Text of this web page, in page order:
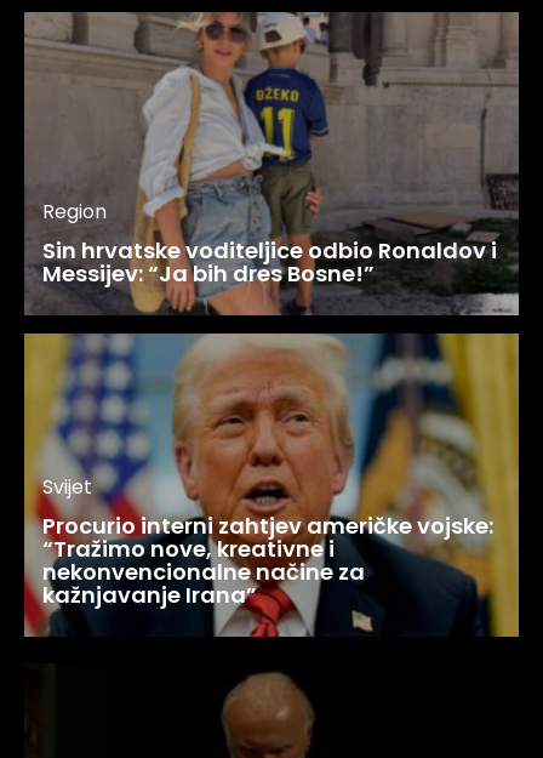
Region
Sin hrvatske voditeljice odbio Ronaldov i
Messijev: “Ja bih dres Bosne!”
Svijet
Procurio interni zahtjev američke vojske:
“Tražimo nove, kreativne i
nekonvencionalne načine za
kažnjavanje Irana”